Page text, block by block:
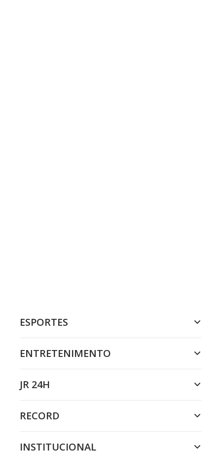
ESPORTES
ENTRETENIMENTO
JR 24H
RECORD
INSTITUCIONAL